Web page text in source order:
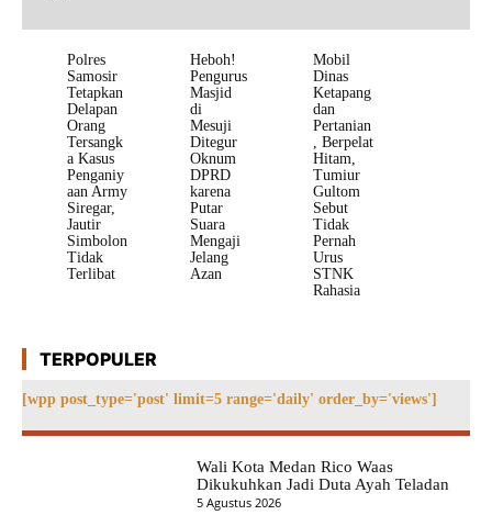
Polres
Samosir
Tetapkan
Delapan
Orang
Tersangk
a Kasus
Penganiy
aan Army
Siregar,
Jautir
Simbolon
Tidak
Terlibat
Heboh!
Pengurus
Masjid
di
Mesuji
Ditegur
Oknum
DPRD
karena
Putar
Suara
Mengaji
Jelang
Azan
Mobil
Dinas
Ketapang
dan
Pertanian
, Berpelat
Hitam,
Tumiur
Gultom
Sebut
Tidak
Pernah
Urus
STNK
Rahasia
TERPOPULER
[wpp post_type='post' limit=5 range='daily' order_by='views']
Wali Kota Medan Rico Waas
Dikukuhkan Jadi Duta Ayah Teladan
5 Agustus 2026